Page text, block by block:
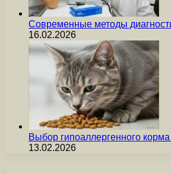
Современные методы
16.02.2026
Выбор гипоаллергенного
13.02.2026